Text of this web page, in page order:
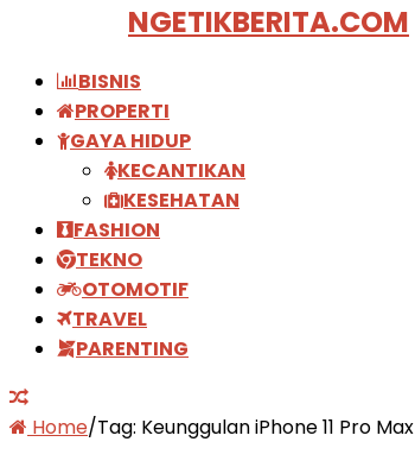
NGETIKBERITA.COM
BISNIS
PROPERTI
GAYA HIDUP
KECANTIKAN
KESEHATAN
FASHION
TEKNO
OTOMOTIF
TRAVEL
PARENTING
Home/Tag: Keunggulan iPhone 11 Pro Max